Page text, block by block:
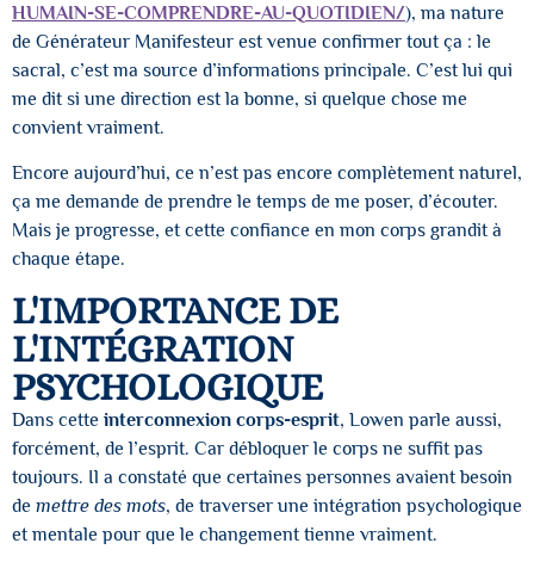
HUMAIN-SE-COMPRENDRE-AU-QUOTIDIEN/), ma nature
de Générateur Manifesteur est venue confirmer tout ça : le
sacral, c’est ma source d’informations principale. C’est lui qui
me dit si une direction est la bonne, si quelque chose me
convient vraiment.
Encore aujourd’hui, ce n’est pas encore complètement naturel,
ça me demande de prendre le temps de me poser, d’écouter.
Mais je progresse, et cette confiance en mon corps grandit à
chaque étape.
L'IMPORTANCE DE
L'INTÉGRATION
PSYCHOLOGIQUE
Dans cette interconnexion corps-esprit, Lowen parle aussi,
forcément, de l’esprit. Car débloquer le corps ne suffit pas
toujours. Il a constaté que certaines personnes avaient besoin
de mettre des mots, de traverser une intégration psychologique
et mentale pour que le changement tienne vraiment.